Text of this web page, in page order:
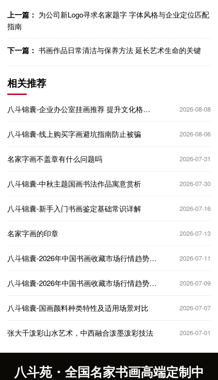
上一篇： 为公司新Logo寻求名家题字 字体风格与企业定位匹配
指南
下一篇： 书画作品日常清洁与保养方法 延长艺术生命的关键
相关推荐
八斗锦囊-企业办公室挂画推荐 提升文化格调
2026-08-08
八斗锦囊-线上购买字画避坑指南防止被骗 2026-08-06
名家字画不盖章有什么问题吗 2026-07-31
八斗锦囊-中秋主题国画书法作品寓意赏析 2026-07-30
八斗锦囊-新手入门书画鉴定基础常识详解 2026-07-16
名家字画的印章 2026-07-13
八斗锦囊-2026年中国书画收藏市场行情趋势分
2026-07-11
八斗锦囊-2026年中国书画收藏市场行情趋势分
2026-07-09
八斗锦囊-国画颜料种类特性及适用场景对比 2026-07-07
张大千泼彩山水艺术，中西融合泼墨泼彩技法 2026-07-01
八斗苑・全国名家书画高端定制中